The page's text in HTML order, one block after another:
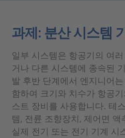
과제: 분산 시스템
일부 시스템은 항공기의 여
거나 다른 시스템에 종속된
발 후반 단계에서 엔지니어
함하여 크기와 치수가 항공
스트 장비를 사용합니다. 테
템, 전륜 조향장치, 제어면
실제 전기 또는 전기 기계 시